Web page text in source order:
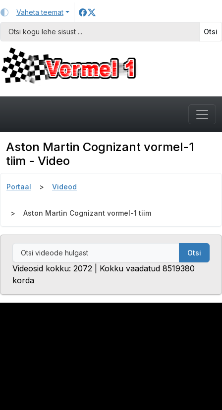
Vaheta teemat
Otsi
Aston Martin Cognizant vormel-1
tiim - Video
Portaal Videod
Aston Martin Cognizant vormel-1 tiim
Otsi
Videosid kokku: 2072 | Kokku vaadatud 8519380
korda